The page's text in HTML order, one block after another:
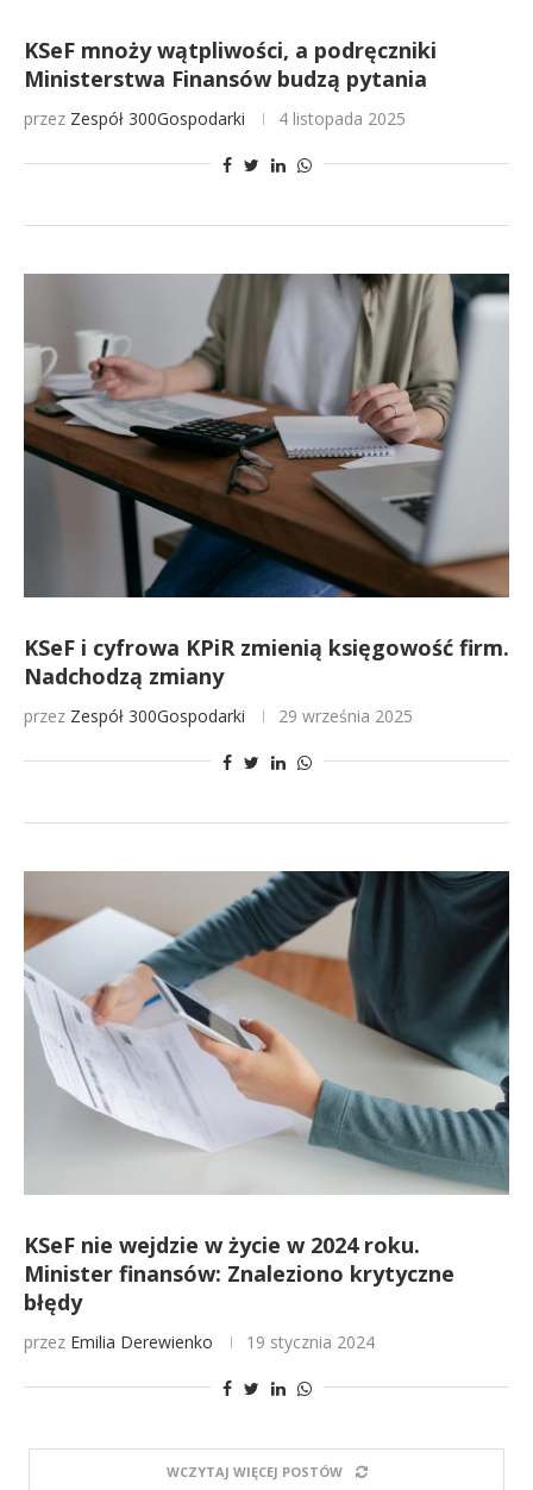
KSeF mnoży wątpliwości, a podręczniki
Ministerstwa Finansów budzą pytania
przez Zespół 300Gospodarki 4 listopada 2025
KSeF i cyfrowa KPiR zmienią księgowość firm.
Nadchodzą zmiany
przez Zespół 300Gospodarki 29 września 2025
KSeF nie wejdzie w życie w 2024 roku.
Minister finansów: Znaleziono krytyczne
błędy
przez Emilia Derewienko 19 stycznia 2024
WCZYTAJ WIĘCEJ POSTÓW